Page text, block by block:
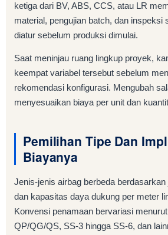
ketiga dari BV, ABS, CCS, atau LR
material, pengujian batch, dan
diatur sebelum produksi dimulai.
Saat meninjau ruang lingkup proyek,
keempat variabel tersebut sebelum
rekomendasi konfigurasi. Mengubah
menyesuaikan biaya per unit dan
Pemilihan Tipe Dan
Biayanya
Jenis-jenis airbag berbeda
dan kapasitas daya dukung per meter
Konvensi penamaan bervariasi
QP/QG/QS, SS-3 hingga SS-6, dan